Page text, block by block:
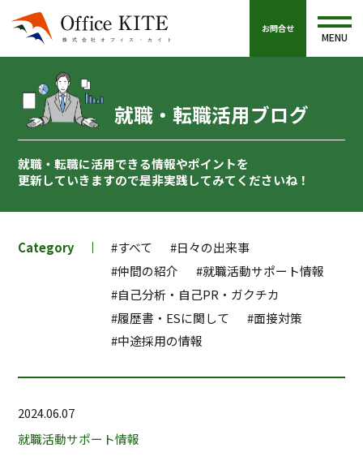
お問合せ
MENU
就職・転職活用ブログ
就職・転職に活用できる情報やポイントを
更新していきますので是非実践してみてくださいね！
Category #すべて
#日々の出来事
#仲間の紹介
#就職活動サポート情報
#自己分析・自己PR・ガクチカ
#履歴書・ESに関して
#面接対策
#中途採用の情報
2024.06.07
就職活動サポート情報